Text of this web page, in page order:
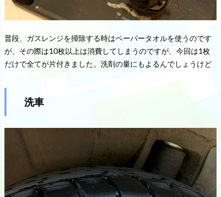
普段、ガスレンジを掃除する時はペーパータオルを使うのです
が、その際は10枚以上は消費してしまうのですが、今回は1枚
だけで全てが片付きました。洗剤の量にもよるんでしょうけど
洗車